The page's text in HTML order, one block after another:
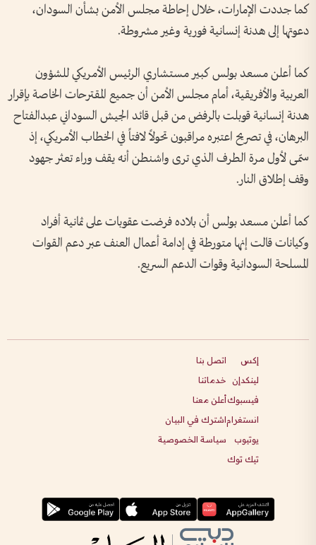
كما جددت الإمارات، خلال إحاطة مجلس الأمن بشأن السودان،
دعوتها إلى هدنة إنسانية فورية وغير مشروطة.
كما أعلن مسعد بولس كبير مستشاري الرئيس الأمريكي للشؤون
العربية والأفريقية، أمام مجلس الأمن أن جميع المقترحات الخاصة بإقرار
هدنة إنسانية قوبلت بالرفض من قبل قائد الجيش السوداني عبدالفتاح
البرهان، في تصريح اعتبره مراقبون تحولاً لافتاً في الخطاب الأمريكي، إذ
سمّى لأول مرة الطرف الذي ترى واشنطن أنه يقف وراء تعثر جهود
وقف إطلاق النار.
كما أعلن مسعد بولس أن بلاده فرضت عقوبات على ثمانية أفراد
وكيانات قالت إنها متورطة في إدامة أعمال العنف عبر دعم القوات
المسلحة السودانية وقوات الدعم السريع.
إكس
لينكدإن
فيسبوك
انستغرام
يوتيوب
تيك توك
اتصل بنا
خدماتنا
أعلن معنا
اشترك في البيان
سياسة الخصوصية